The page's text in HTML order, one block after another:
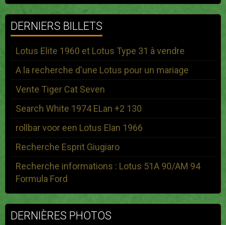
DERNIERS BILLETS
Lotus Elite 1960 et Lotus Type 31 à vendre
A la recherche d'une Lotus pour un mariage
Vente Tiger Cat Seven
Search White 1974 ELan +2 130
rollbar voor een Lotus Elan 1966
Recherche Esprit Giugiaro
Recherche informations : Lotus 51A 90/AM 94
Formula Ford
DERNIÈRES PHOTOS